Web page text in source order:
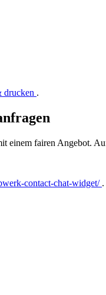
drucken .
einem fairen Angebot.
contact-chat-widget/ .